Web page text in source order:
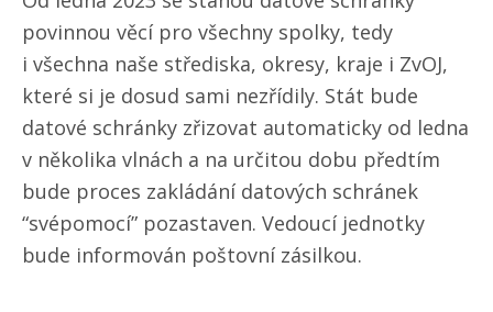
povinnou věcí pro všechny spolky, tedy
i všechna naše střediska, okresy, kraje i ZvOJ,
které si je dosud sami nezřídily. Stát bude
datové schránky zřizovat automaticky od ledna
v několika vlnách a na určitou dobu předtím
bude proces zakládání datových schránek
“svépomocí” pozastaven. Vedoucí jednotky
bude informován poštovní zásilkou.